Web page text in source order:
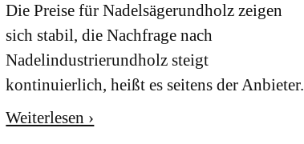
Die Preise für Nadelsägerundholz zeigen
sich stabil, die Nachfrage nach
Nadelindustrierundholz steigt
kontinuierlich, heißt es seitens der Anbieter.
Weiterlesen ›